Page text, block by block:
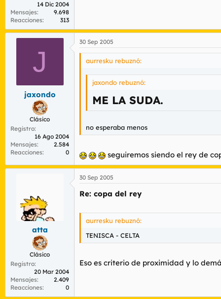
14 Dic 2004
Mensajes
9.698
Reacciones
313
J
jaxondo
Clásico
Registro
16 Ago 2004
Mensajes
2.584
Reacciones
0
30 Sep 2005
aurresku rebuznó:
jaxondo rebuznó:
ME LA SUDA.
no esperaba menos
seguiremos siendo el rey de
atta
Clásico
Registro
20 Mar 2004
Mensajes
2.409
Reacciones
0
30 Sep 2005
Re: copa del rey
aurresku rebuznó:
TENISCA - CELTA
Eso es criterio de proximidad y lo